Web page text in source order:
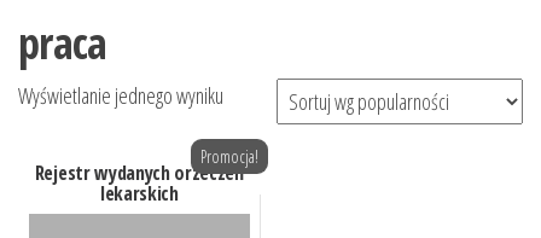
praca
Wyświetlanie jednego wyniku
Rejestr wydanych orzeczeń
lekarskich
Promocja!